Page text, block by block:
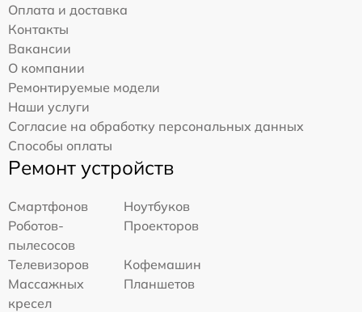
Оплата и доставка
Контакты
Вакансии
О компании
Ремонтируемые модели
Наши услуги
Согласие на обработку персональных данных
Способы оплаты
Ремонт устройств
Смартфонов
Ноутбуков
Роботов-
пылесосов
Проекторов
Телевизоров
Кофемашин
Массажных
кресел
Планшетов